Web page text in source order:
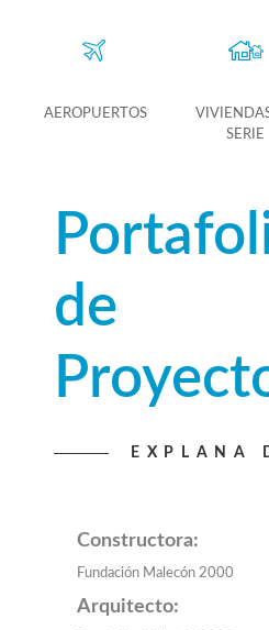
AEROPUERTOS
SERIE
de
EXPLANA
Constructora:
Fundación Malecón 2000
Arquitecto: